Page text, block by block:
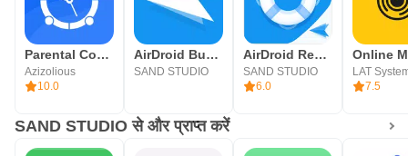
Parental Control FamilyTime
Azizolious
10.0
AirDroid Business
SAND STUDIO
AirDroid Remote Support-Remote support solution for Android & iOS devices.
SAND STUDIO
6.0
LAT
7.5
SAND STUDIO से और प्राप्त करें